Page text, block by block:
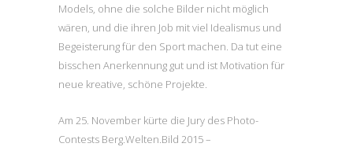
Models, ohne die solche Bilder nicht möglich
wären, und die ihren Job mit viel Idealismus und
Begeisterung für den Sport machen. Da tut eine
bisschen Anerkennung gut und ist Motivation für
neue kreative, schöne Projekte.
Am 25. November kürte die Jury des Photo-
Contests Berg.Welten.Bild 2015 –